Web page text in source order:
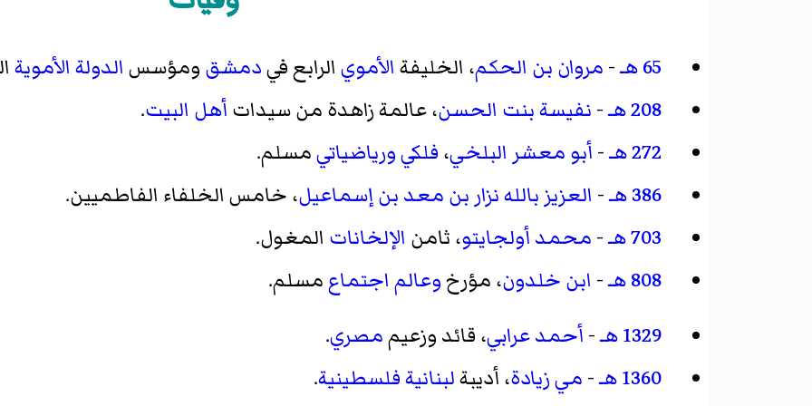
65 هـ - مروان بن الحكم، الخليفة الأموي الرابع فيدمشق ومؤسس الدولة الأموية
208 هـ
- نفيسة بنت الحسن، عالمة زاهدة من سيدات أهل البيت.
272 هـ
- أبو معشر البلخي، فلكيورياضياتيمسلم.
386 هـ
- العزيز بالله نزار بن معد بن إسماعيل، خامس الخلفاء الفاطميين.
703 هـ
- محمد أولجايتو، ثامن الإلخانات المغول.
808 هـ
- ابن خلدون، مؤرخوعالم اجتماع مسلم.
1329 هـ
- أحمد عرابي، قائد وزعيممصري.
1360 هـ
- مي زيادة، أديبةلبنانيةفلسطينية.